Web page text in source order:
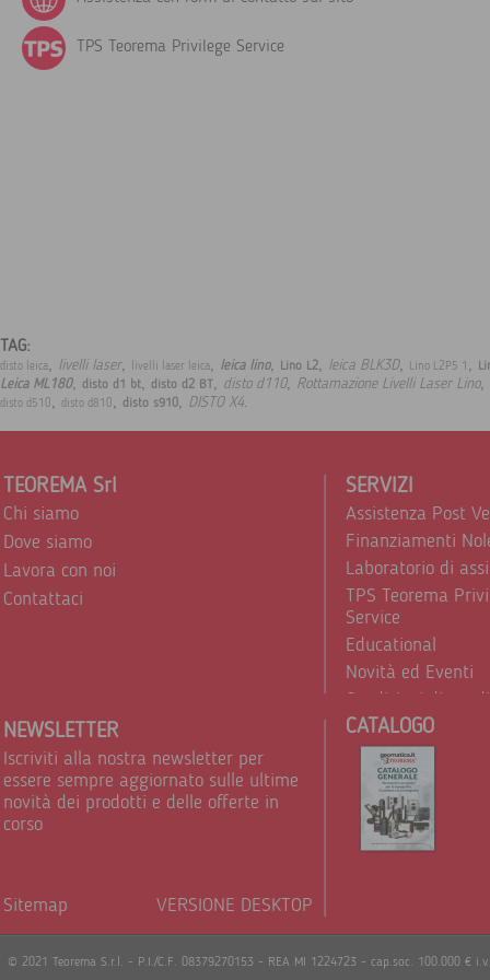
TPS Teorema Privilege Service
TAG:
disto leica, livelli laser, livelli laser leica, leica lino, Lino L2, leica BLK3D, Lino L2P5 1 ,
Leica ML180, disto d1 bt, disto d2 BT, disto d110, Rottamazione Livelli Laser Lino,
disto d510, disto d810, disto s910, DISTO X4.
TEOREMA Srl
Chi siamo
Dove siamo
Lavora con noi
Contattaci
SERVIZI
Assistenza Post
Finanziamenti
Laboratorio di
TPS Teorema
Service
Educational
Novità ed Eventi
Condizioni di
Trattamento dei
NEWSLETTER
Iscriviti alla nostra newsletter per
essere sempre aggiornato sulle ultime
novità dei prodotti e delle offerte in
corso
Sitemap VERSIONE DESKTOP
CATALOGO
© 2021 Teorema S.r.l. - P.I./C.F. 08379270153 - REA MI 1224723 - cap.soc. 100.000 €